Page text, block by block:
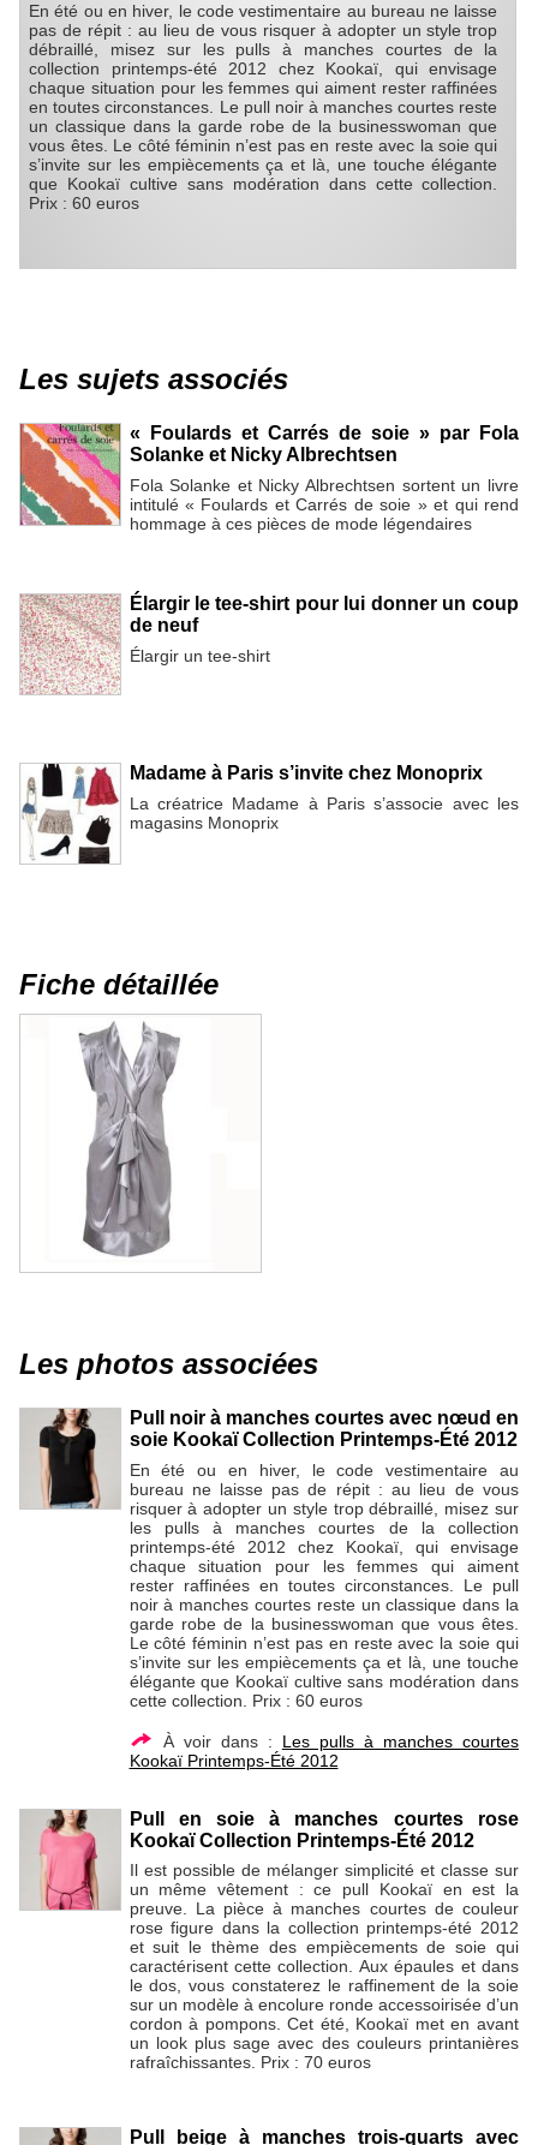
En été ou en hiver, le code vestimentaire au bureau ne laisse
pas de répit : au lieu de vous risquer à adopter un style trop
débraillé, misez sur les pulls à manches courtes de la
collection printemps-été 2012 chez Kookaï, qui envisage
chaque situation pour les femmes qui aiment rester raffinées
en toutes circonstances. Le pull noir à manches courtes reste
un classique dans la garde robe de la businesswoman que
vous êtes. Le côté féminin n’est pas en reste avec la soie qui
s’invite sur les empiècements ça et là, une touche élégante
que Kookaï cultive sans modération dans cette collection.
Prix : 60 euros
Les sujets associés
« Foulards et Carrés de soie » par Fola
Solanke et Nicky Albrechtsen
Fola Solanke et Nicky Albrechtsen sortent un livre
intitulé « Foulards et Carrés de soie » et qui rend
hommage à ces pièces de mode légendaires
Élargir le tee-shirt pour lui donner un coup
de neuf
Élargir un tee-shirt
Madame à Paris s’invite chez Monoprix
La créatrice Madame à Paris s’associe avec les
magasins Monoprix
Fiche détaillée
Les photos associées
Pull noir à manches courtes avec nœud en
soie Kookaï Collection Printemps-Été 2012
En été ou en hiver, le code vestimentaire au
bureau ne laisse pas de répit : au lieu de vous
risquer à adopter un style trop débraillé, misez sur
les pulls à manches courtes de la collection
printemps-été 2012 chez Kookaï, qui envisage
chaque situation pour les femmes qui aiment
rester raffinées en toutes circonstances. Le pull
noir à manches courtes reste un classique dans la
garde robe de la businesswoman que vous êtes.
Le côté féminin n’est pas en reste avec la soie qui
s’invite sur les empiècements ça et là, une touche
élégante que Kookaï cultive sans modération dans
cette collection. Prix : 60 euros
À voir dans : Les pulls à manches courtes
Kookaï Printemps-Été 2012
Pull en soie à manches courtes rose
Kookaï Collection Printemps-Été 2012
Il est possible de mélanger simplicité et classe sur
un même vêtement : ce pull Kookaï en est la
preuve. La pièce à manches courtes de couleur
rose figure dans la collection printemps-été 2012
et suit le thème des empiècements de soie qui
caractérisent cette collection. Aux épaules et dans
le dos, vous constaterez le raffinement de la soie
sur un modèle à encolure ronde accessoirisée d’un
cordon à pompons. Cet été, Kookaï met en avant
un look plus sage avec des couleurs printanières
rafraîchissantes. Prix : 70 euros
Pull beige à manches trois-quarts avec